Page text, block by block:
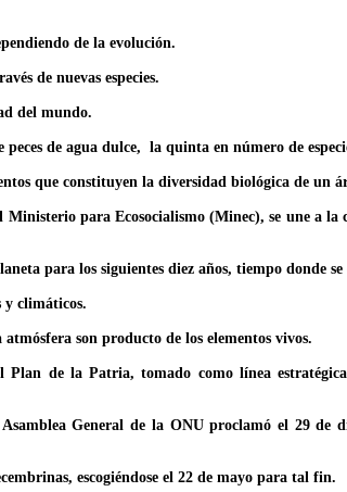
de la evolución.
de nuevas especies.
del mundo.
de agua dulce, la quinta en número de
que constituyen la diversidad biológica de
para Ecosocialismo (Minec), se une a
para los siguientes diez años, tiempo donde
y climáticos.
son producto de los elementos vivos.
de la Patria, tomado como línea
General de la ONU proclamó el 29
escogiéndose el 22 de mayo para tal fin.